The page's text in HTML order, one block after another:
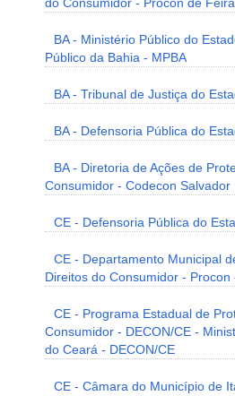
do Consumidor - Procon de
BA - Ministério Público do
Público da Bahia - MPBA
BA - Tribunal de Justiça do
BA - Defensoria Pública do
BA - Diretoria de Ações de
Consumidor - Codecon Salvador
CE - Defensoria Pública do
CE - Departamento Municipal
Direitos do Consumidor -
CE - Programa Estadual de
Consumidor - DECON/CE -
do Ceará - DECON/CE
CE - Câmara do Município de